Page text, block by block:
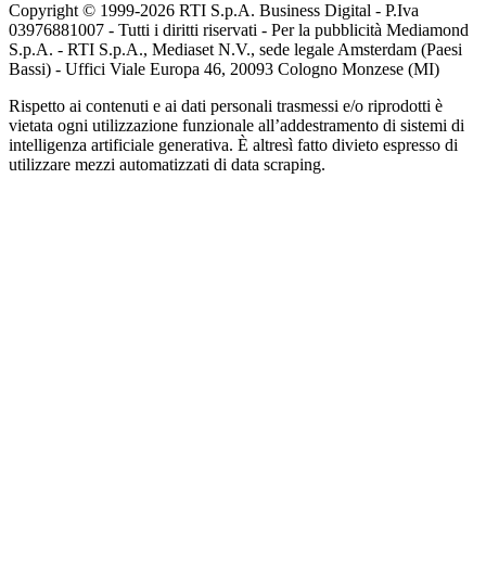
Copyright © 1999-2026 RTI S.p.A. Business Digital - P.Iva
03976881007 - Tutti i diritti riservati - Per la pubblicità Mediamond
S.p.A. - RTI S.p.A., Mediaset N.V., sede legale Amsterdam (Paesi
Bassi) - Uffici Viale Europa 46, 20093 Cologno Monzese (MI)
Rispetto ai contenuti e ai dati personali trasmessi e/o riprodotti è
vietata ogni utilizzazione funzionale all’addestramento di sistemi di
intelligenza artificiale generativa. È altresì fatto divieto espresso di
utilizzare mezzi automatizzati di data scraping.